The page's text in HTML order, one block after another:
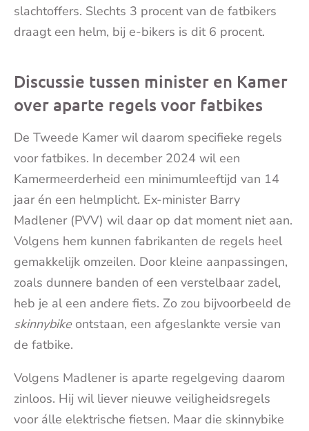
slachtoffers. Slechts 3 procent van de fatbikers
draagt een helm, bij e-bikers is dit 6 procent.
Discussie tussen minister en Kamer
over aparte regels voor fatbikes
De Tweede Kamer wil daarom specifieke regels
voor fatbikes. In december 2024 wil een
Kamermeerderheid een minimumleeftijd van 14
jaar én een helmplicht. Ex-minister Barry
Madlener (PVV) wil daar op dat moment niet aan.
Volgens hem kunnen fabrikanten de regels heel
gemakkelijk omzeilen. Door kleine aanpassingen,
zoals dunnere banden of een verstelbaar zadel,
heb je al een andere fiets. Zo zou bijvoorbeeld de
skinnybike ontstaan, een afgeslankte versie van
de fatbike.
Volgens Madlener is aparte regelgeving daarom
zinloos. Hij wil liever nieuwe veiligheidsregels
voor álle elektrische fietsen. Maar die skinnybike